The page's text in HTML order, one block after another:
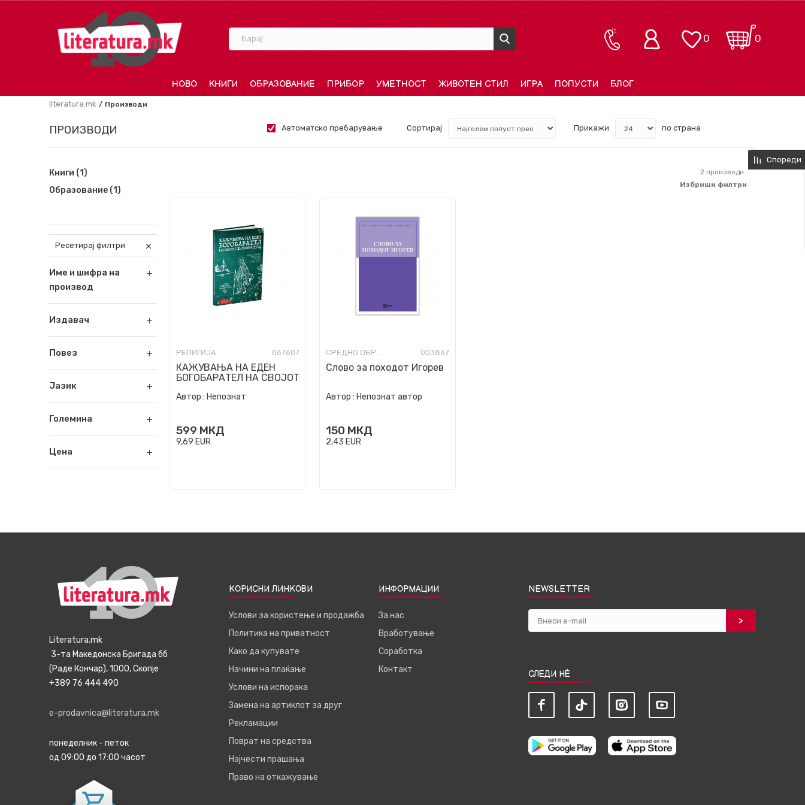
Барај 0
0
НОВО КНИГИ ОБРАЗОВАНИЕ ПРИБОР УМЕТНОСТ ЖИВОТЕН СТИЛ ИГРА ПОПУСТИ БЛОГ
literatura.mk Производи
ПРОИЗВОДИ Автоматско пребарување Сортирај Прикажи по страна
Книги (1)
Образование (1)
Ресетирај филтри
Име и шифра на
производ
Издавач
Повез
Јазик
Големина
Цена
2 производи
Избриши филтри
РЕЛИГИЈА 067607
КАЖУВАЊА НА ЕДЕН
БОГОБАРАТЕЛ НА СВОЈОТ
Автор : Непознат
599 МКД
9,69 EUR
СРЕДНО ОБРАЗОВАНИЕ 003867
Слово за походот Игорев
Автор : Непознат автор
150 МКД
2,43 EUR
Спореди
Literatura.mk
3-та Македонска Бригада бб
(Раде Кончар), 1000, Скопје
+389 76 444 490
e-prodavnica@literatura.mk
понеделник - петок
од 09:00 до 17:00 часот
КОРИСНИ ЛИНКОВИ
Услови за користење и продажба
Политика на приватност
Како да купувате
Начини на плаќање
Услови на испорака
Замена на артиклот за друг
Рекламации
Поврат на средства
Најчести прашања
Право на откажување
ИНФОРМАЦИИ
За нас
Вработување
Соработка
Контакт
NEWSLETTER
СЛЕДИ НЀ